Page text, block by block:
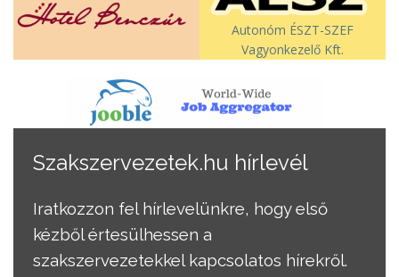
Autonóm ÉSZT-SZEF
Vagyonkezelő Kft.
Szakszervezetek.hu hírlevél
Iratkozzon fel hírlevelünkre, hogy első
kézből értesülhessen a
szakszervezetekkel kapcsolatos hírekről.